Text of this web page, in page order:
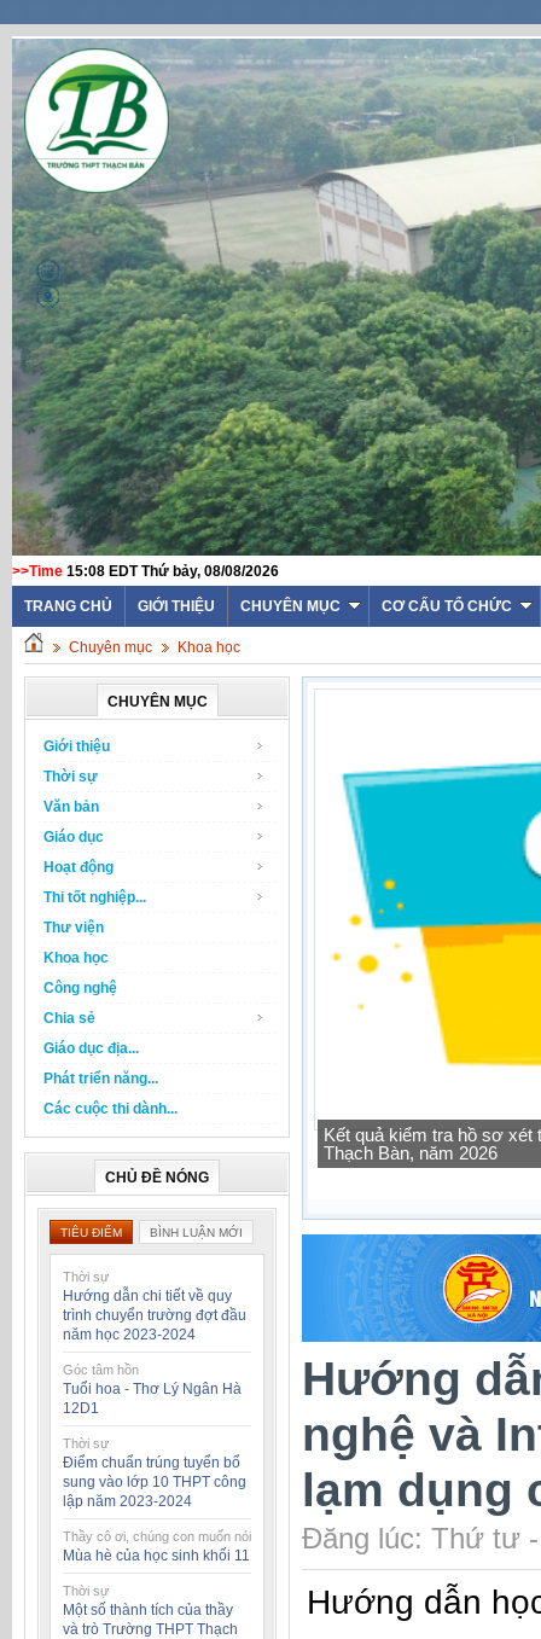
>>Time 15:08 EDT Thứ bảy, 08/08/2026
TRANG CHỦ GIỚI THIỆU CHUYÊN MỤC CƠ CẤU TỔ CHỨC
Chuyên mục Khoa học
CHUYÊN MỤC
Giới thiệu
Thời sự
Văn bản
Giáo dục
Hoạt động
Thi tốt nghiệp...
Thư viện
Khoa học
Công nghệ
Chia sẻ
Giáo dục địa...
Phát triển năng...
Các cuộc thi dành...
CHỦ ĐỀ NÓNG
TIÊU ĐIỂM BÌNH LUẬN MỚI
Thời sự
Hướng dẫn chi tiết về quy
trình chuyển trường đợt đầu
năm học 2023-2024
Góc tâm hồn
Tuổi hoa - Thơ Lý Ngân Hà
12D1
Thời sự
Điểm chuẩn trúng tuyển bổ
sung vào lớp 10 THPT công
lập năm 2023-2024
Thầy cô ơi, chúng con muốn nói
Mùa hè của học sinh khối 11
Thời sự
Một số thành tích của thầy
và trò Trường THPT Thạch
Kết quả kiểm tra hồ sơ
Thạch Bàn, năm 2026
Tra cứu thông tin lớp học
Hướng
nghệ và
lạm dụng
Đăng lúc: Thứ tư
Hướng dẫn